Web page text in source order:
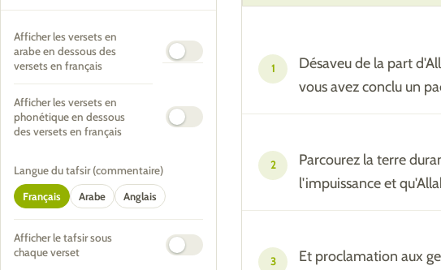
Afficher les versets en
arabe en dessous des
versets en français
Afficher les versets en
phonétique en dessous
des versets en français
Langue du tafsir (commentaire)
Français
Arabe Anglais
Afficher le tafsir sous
chaque verset
1
Désaveu de la part
vous avez conclu un
2
Parcourez la terre
l'impuissance et
3
Et proclamation aux